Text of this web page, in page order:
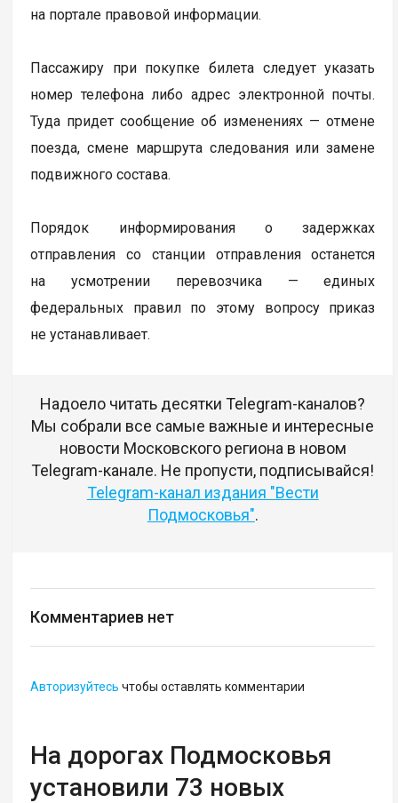
на портале правовой информации.
Пассажиру при покупке билета следует указать
номер телефона либо адрес электронной почты.
Туда придет сообщение об изменениях — отмене
поезда, смене маршрута следования или замене
подвижного состава.
Порядок информирования о задержках
отправления со станции отправления останется
на усмотрении перевозчика — единых
федеральных правил по этому вопросу приказ
не устанавливает.
Надоело читать десятки Telegram-каналов?
Мы собрали все самые важные и интересные
новости Московского региона в новом
Telegram-канале. Не пропусти, подписывайся!
Telegram-канал издания "Вести
Подмосковья".
Комментариев нет
Авторизуйтесь чтобы оставлять комментарии
На дорогах Подмосковья
установили 73 новых